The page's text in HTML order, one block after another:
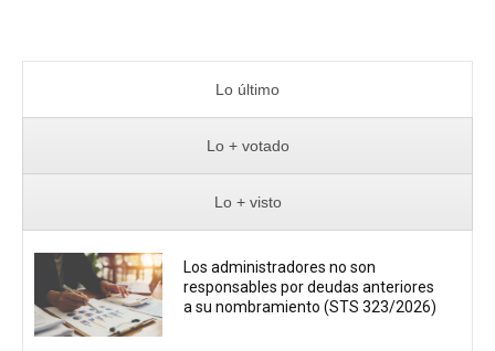
Lo último
Lo + votado
Lo + visto
Los administradores no son
responsables por deudas anteriores
a su nombramiento (STS 323/2026)